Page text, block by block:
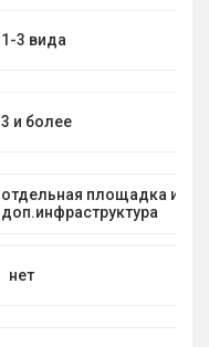
1-3 вида
3 и более
отдельная площадка и
доп.инфраструктура
нет